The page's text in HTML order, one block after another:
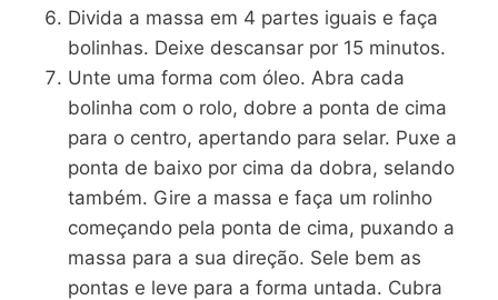
Divida a massa em 4 partes iguais e faça
bolinhas. Deixe descansar por 15 minutos.
Unte uma forma com óleo. Abra cada
bolinha com o rolo, dobre a ponta de cima
para o centro, apertando para selar. Puxe a
ponta de baixo por cima da dobra, selando
também. Gire a massa e faça um rolinho
começando pela ponta de cima, puxando a
massa para a sua direção. Sele bem as
pontas e leve para a forma untada. Cubra